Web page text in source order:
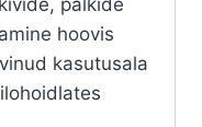
palkide
hoovis
kasutusala